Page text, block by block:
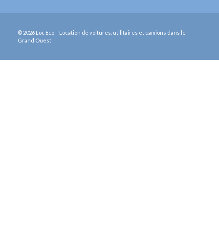
© 2026 Loc Eco – Location de voitures, utilitaires et camions dans le
Grand Ouest